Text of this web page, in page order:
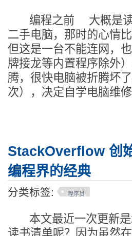
编程之前 大概是读
二手电脑，那时的心情
但这是一台不能连网，
牌接龙等内置程序除外
腾，很快电脑被折腾坏
次），决定自学电脑维修
StackOverflow 创
编程界的经典
分类标签: 程序员
本文最近一次更新是
读书清单呢？因为虽然